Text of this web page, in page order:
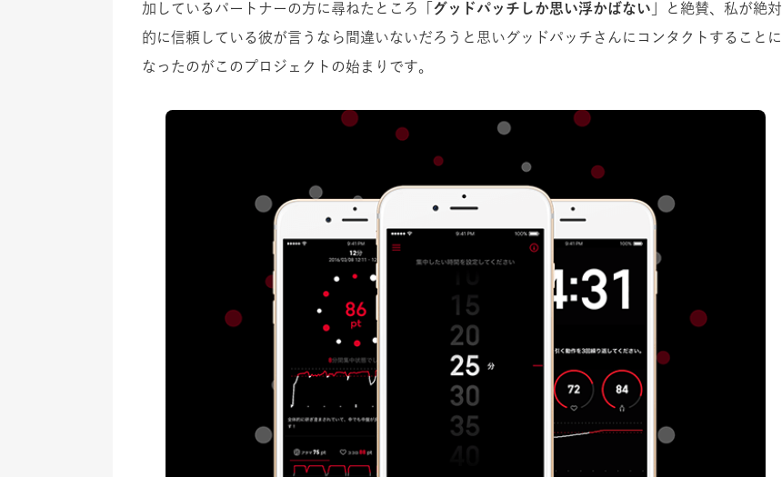
加しているパートナーの方に尋ねたところ「 グッドパッチしか思い浮かばない 」と絶賛、私が絶対
的に信頼している彼が言うなら間違いないだろうと思いグッドパッチさんにコンタクトすることに
なったのがこのプロジェクトの始まりです。